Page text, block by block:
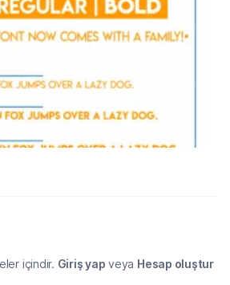
içindir. Giriş yap veya Hesap oluştur